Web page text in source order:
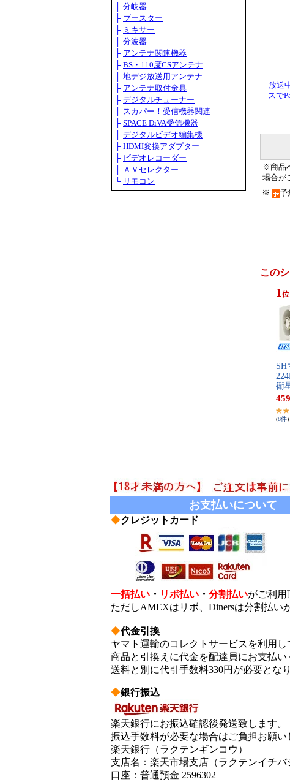
├ 分岐器
├ ブースター
├ ミキサー
├ 分波器
├ アンテナ関連機器
├ BS・110度CSアンテナ
├ 地デジ放送用アンテナ
├ アンテナ取付金具
├ デジタルチューナー
├ スカパー！受信機器関連
├ SPACE DiVA受信機器
├ デジタルビデオ編集機
├ HDMI変換アダプター
├ ビデオレコーダー
├ ＡＶセレクター
└ リモコン
放送
スで
※商品
場合が
※
この
1 位
S​H​
衛​
459
(8件)
お支払いについて
◆クレジットカード
一括払い ・ リボ払い ・ 分割払いがご利用
ただしAMEXはリボ、Dinersは分割払い
◆代金引換
ヤマト運輸のコレクトサービスを利用し
商品と引換えに代金を配達員にお支払い
送料と別に代引手数料330円が必要となり
◆銀行振込
楽天銀行にお振込確認後発送致します。
振込手数料が必要な場合はご負担お願い
楽天銀行（ラクテンギンコウ）
支店名：楽天市場支店（ラクテンイチバ
口座：普通預金 2596302